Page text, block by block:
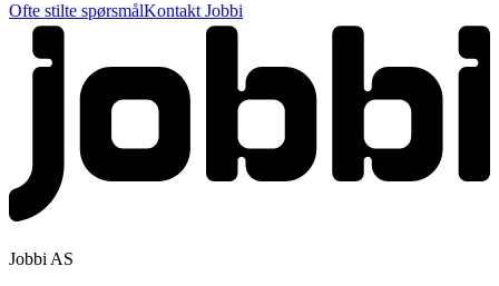
Ofte stilte spørsmålKontakt Jobbi
Jobbi AS